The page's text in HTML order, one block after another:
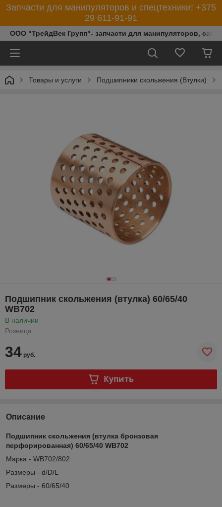
Запчасти для манипуляторов и спецтехники! +375
29 611-91-91
ООО "ТрейдВек Групп"- запчасти для манипуляторов,
Товары и услуги Подшипники скольжения (Втулки)
Подшипник скольжения (втулка) 60/65/40
WB702
В наличии
Розница
34 руб.
Купить
Описание
Подшипник скольжения (втулка бронзовая
перфорированная) 60/65/40 WB702
Марка - WB702/802
Размеры - d/D/L
Размеры - 60/65/40